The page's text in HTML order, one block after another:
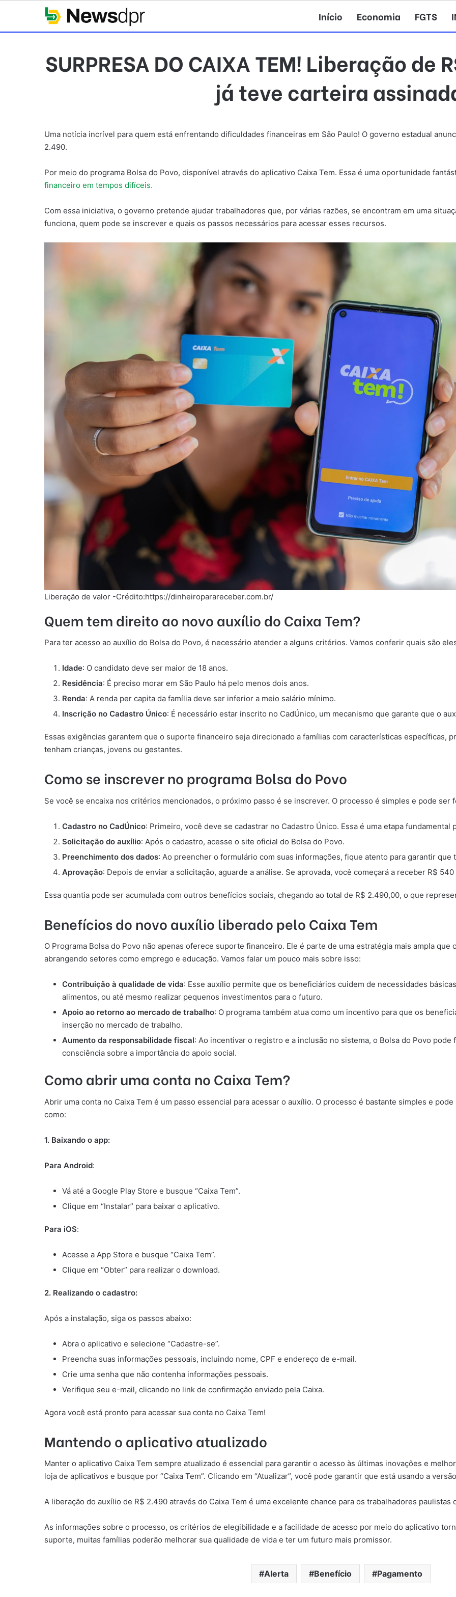
Início Economia FGTS
SURPRESA DO CAIXA TEM! Liberação de
já teve carteira
Uma notícia incrível para quem está enfrentando dificuldades financeiras em São Paulo! O governo estadual
2.490.
Por meio do programa Bolsa do Povo, disponível através do aplicativo Caixa Tem. Essa é uma oportunidade
financeiro em tempos difíceis.
Com essa iniciativa, o governo pretende ajudar trabalhadores que, por várias razões, se encontram em uma
funciona, quem pode se inscrever e quais os passos necessários para acessar esses recursos.
Liberação de valor -Crédito:https://dinheiroparareceber.com.br/
Quem tem direito ao novo auxílio do Caixa Tem?
Para ter acesso ao auxílio do Bolsa do Povo, é necessário atender a alguns critérios. Vamos conferir quais são
Idade: O candidato deve ser maior de 18 anos.
Residência: É preciso morar em São Paulo há pelo menos dois anos.
Renda: A renda per capita da família deve ser inferior a meio salário mínimo.
Inscrição no Cadastro Único: É necessário estar inscrito no CadÚnico, um mecanismo que garante que o
Essas exigências garantem que o suporte financeiro seja direcionado a famílias com características específicas,
tenham crianças, jovens ou gestantes.
Como se inscrever no programa Bolsa do Povo
Se você se encaixa nos critérios mencionados, o próximo passo é se inscrever. O processo é simples e pode ser
Cadastro no CadÚnico: Primeiro, você deve se cadastrar no Cadastro Único. Essa é uma etapa
Solicitação do auxílio: Após o cadastro, acesse o site oficial do Bolsa do Povo.
Preenchimento dos dados: Ao preencher o formulário com suas informações, fique atento para garantir que
Aprovação: Depois de enviar a solicitação, aguarde a análise. Se aprovada, você começará a receber R$
Essa quantia pode ser acumulada com outros benefícios sociais, chegando ao total de R$ 2.490,00, o que
Benefícios do novo auxílio liberado pelo Caixa Tem
O Programa Bolsa do Povo não apenas oferece suporte financeiro. Ele é parte de uma estratégia mais ampla que
abrangendo setores como emprego e educação. Vamos falar um pouco mais sobre isso:
Contribuição à qualidade de vida: Esse auxílio permite que os beneficiários cuidem de necessidades
alimentos, ou até mesmo realizar pequenos investimentos para o futuro.
Apoio ao retorno ao mercado de trabalho: O programa também atua como um incentivo para que os
inserção no mercado de trabalho.
Aumento da responsabilidade fiscal: Ao incentivar o registro e a inclusão no sistema, o Bolsa do Povo
consciência sobre a importância do apoio social.
Como abrir uma conta no Caixa Tem?
Abrir uma conta no Caixa Tem é um passo essencial para acessar o auxílio. O processo é bastante simples e
como:
1. Baixando o app:
Para Android:
Vá até a Google Play Store e busque “Caixa Tem”.
Clique em “Instalar” para baixar o aplicativo.
Para iOS:
Acesse a App Store e busque “Caixa Tem”.
Clique em “Obter” para realizar o download.
2. Realizando o cadastro:
Após a instalação, siga os passos abaixo:
Abra o aplicativo e selecione “Cadastre-se”.
Preencha suas informações pessoais, incluindo nome, CPF e endereço de e-mail.
Crie uma senha que não contenha informações pessoais.
Verifique seu e-mail, clicando no link de confirmação enviado pela Caixa.
Agora você está pronto para acessar sua conta no Caixa Tem!
Mantendo o aplicativo atualizado
Manter o aplicativo Caixa Tem sempre atualizado é essencial para garantir o acesso às últimas inovações e
loja de aplicativos e busque por “Caixa Tem”. Clicando em “Atualizar”, você pode garantir que está usando a
A liberação do auxílio de R$ 2.490 através do Caixa Tem é uma excelente chance para os trabalhadores
As informações sobre o processo, os critérios de elegibilidade e a facilidade de acesso por meio do aplicativo
suporte, muitas famílias poderão melhorar sua qualidade de vida e ter um futuro mais promissor.
Alerta Benefício Pagamento